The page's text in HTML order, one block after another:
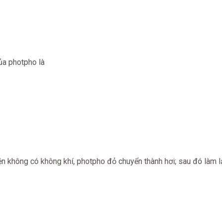
photpho là
không có không khí, photpho đỏ chuyển thành hơi; sau đó làm